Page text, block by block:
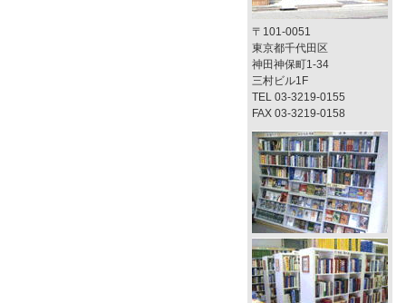
〒101-0051
東京都千代田区
神田神保町1-34
三村ビル1F
TEL 03-3219-0155
FAX 03-3219-0158